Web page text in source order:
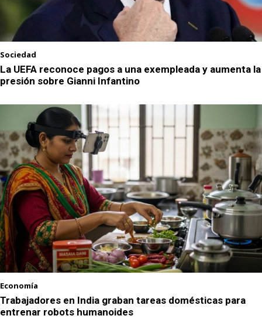
Sociedad
La UEFA reconoce pagos a una exempleada y aumenta la
presión sobre Gianni Infantino
Economía
Trabajadores en India graban tareas domésticas para
entrenar robots humanoides